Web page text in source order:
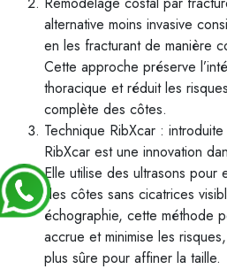
alternative moins invasive
en les fracturant de manière
Cette approche préserve
thoracique et réduit les
complète des côtes.
Technique RibXcar :
RibXcar est une innovation
Elle utilise des ultrasons
des côtes sans cicatrices
échographie, cette méthode
accrue et minimise les
plus sûre pour affiner la taille.